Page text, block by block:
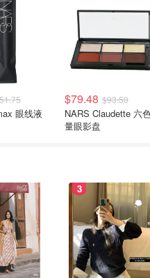
眼线液
$79.48 $93.50
NARS Claudette 六
量眼影盘
3